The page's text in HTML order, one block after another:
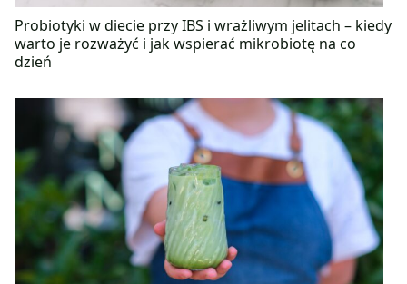
Probiotyki w diecie przy IBS i wrażliwym jelitach – kiedy
warto je rozważyć i jak wspierać mikrobiotę na co
dzień